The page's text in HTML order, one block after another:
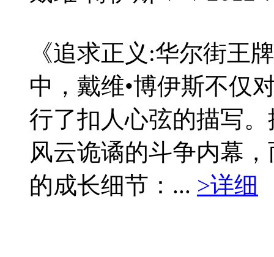
《追求正义:华尔街王
中，戴维•博伊斯不仅
行了扣人心弦的描写
风云诡谲的斗争内幕
的成长细节：... >详细